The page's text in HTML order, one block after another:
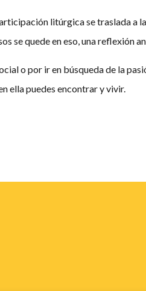
litúrgica se traslada a
se quede en eso, una reflexión
o por ir en búsqueda de la
ella puedes encontrar y vivir.